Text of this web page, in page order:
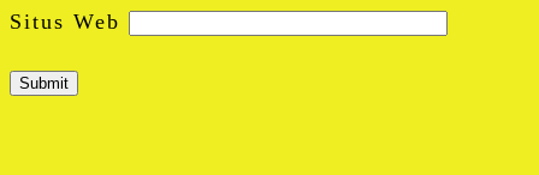
Situs Web